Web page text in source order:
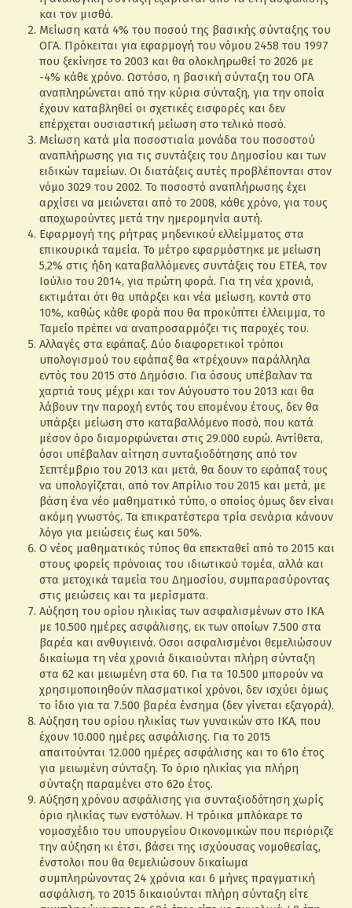
και τον μισθό.
Μείωση κατά 4% του ποσού της βασικής σύνταξης του
ΟΓΑ. Πρόκειται για εφαρμογή του νόμου 2458 του 1997
που ξεκίνησε το 2003 και θα ολοκληρωθεί το 2026 με
-4% κάθε χρόνο. Ωστόσο, η βασική σύνταξη του ΟΓΑ
αναπληρώνεται από την κύρια σύνταξη, για την οποία
έχουν καταβληθεί οι σχετικές εισφορές και δεν
επέρχεται ουσιαστική μείωση στο τελικό ποσό.
Μείωση κατά μία ποσοστιαία μονάδα του ποσοστού
αναπλήρωσης για τις συντάξεις του Δημοσίου και των
ειδικών ταμείων. Οι διατάξεις αυτές προβλέπονται στον
νόμο 3029 του 2002. Το ποσοστό αναπλήρωσης έχει
αρχίσει να μειώνεται από το 2008, κάθε χρόνο, για τους
αποχωρούντες μετά την ημερομηνία αυτή.
Εφαρμογή της ρήτρας μηδενικού ελλείμματος στα
επικουρικά ταμεία. Το μέτρο εφαρμόστηκε με μείωση
5,2% στις ήδη καταβαλλόμενες συντάξεις του ΕΤΕΑ, τον
Ιούλιο του 2014, για πρώτη φορά. Για τη νέα χρονιά,
εκτιμάται ότι θα υπάρξει και νέα μείωση, κοντά στο
10%, καθώς κάθε φορά που θα προκύπτει έλλειμμα, το
Ταμείο πρέπει να αναπροσαρμόζει τις παροχές του.
Αλλαγές στα εφάπαξ. Δύο διαφορετικοί τρόποι
υπολογισμού του εφάπαξ θα «τρέχουν» παράλληλα
εντός του 2015 στο Δημόσιο. Για όσους υπέβαλαν τα
χαρτιά τους μέχρι και τον Αύγουστο του 2013 και θα
λάβουν την παροχή εντός του επομένου έτους, δεν θα
υπάρξει μείωση στο καταβαλλόμενο ποσό, που κατά
μέσον όρο διαμορφώνεται στις 29.000 ευρώ. Αντίθετα,
όσοι υπέβαλαν αίτηση συνταξιοδότησης από τον
Σεπτέμβριο του 2013 και μετά, θα δουν το εφάπαξ τους
να υπολογίζεται, από τον Απρίλιο του 2015 και μετά, με
βάση ένα νέο μαθηματικό τύπο, ο οποίος όμως δεν είναι
ακόμη γνωστός. Τα επικρατέστερα τρία σενάρια κάνουν
λόγο για μειώσεις έως και 50%.
Ο νέος μαθηματικός τύπος θα επεκταθεί από το 2015 και
στους φορείς πρόνοιας του ιδιωτικού τομέα, αλλά και
στα μετοχικά ταμεία του Δημοσίου, συμπαρασύροντας
στις μειώσεις και τα μερίσματα.
Αύξηση του ορίου ηλικίας των ασφαλισμένων στο ΙΚΑ
με 10.500 ημέρες ασφάλισης, εκ των οποίων 7.500 στα
βαρέα και ανθυγιεινά. Οσοι ασφαλισμένοι θεμελιώσουν
δικαίωμα τη νέα χρονιά δικαιούνται πλήρη σύνταξη
στα 62 και μειωμένη στα 60. Για τα 10.500 μπορούν να
χρησιμοποιηθούν πλασματικοί χρόνοι, δεν ισχύει όμως
το ίδιο για τα 7.500 βαρέα ένσημα (δεν γίνεται εξαγορά).
Αύξηση του ορίου ηλικίας των γυναικών στο ΙΚΑ, που
έχουν 10.000 ημέρες ασφάλισης. Για το 2015
απαιτούνται 12.000 ημέρες ασφάλισης και το 61ο έτος
για μειωμένη σύνταξη. Το όριο ηλικίας για πλήρη
σύνταξη παραμένει στο 62ο έτος.
Αύξηση χρόνου ασφάλισης για συνταξιοδότηση χωρίς
όριο ηλικίας των ενστόλων. Η τρόικα μπλόκαρε το
νομοσχέδιο του υπουργείου Οικονομικών που περιόριζε
την αύξηση κι έτσι, βάσει της ισχύουσας νομοθεσίας,
ένστολοι που θα θεμελιώσουν δικαίωμα
συμπληρώνοντας 24 χρόνια και 6 μήνες πραγματική
ασφάλιση, το 2015 δικαιούνται πλήρη σύνταξη είτε